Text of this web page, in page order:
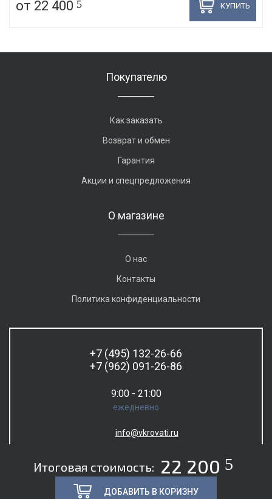
Итоговая стоимость: 22 200 5
ДОБАВИТЬ В КОРИЗНУ
от 22 400 5 КУПИТЬ
Покупателю
Как заказать
Возврат и обмен
Гарантия
Акции и спецпредложения
О магазине
О нас
Контакты
Политика конфиденциальности
+7 (495) 132-26-66
+7 (962) 091-26-86
9:00 - 21:00
ежедневно
info@vkrovati.ru